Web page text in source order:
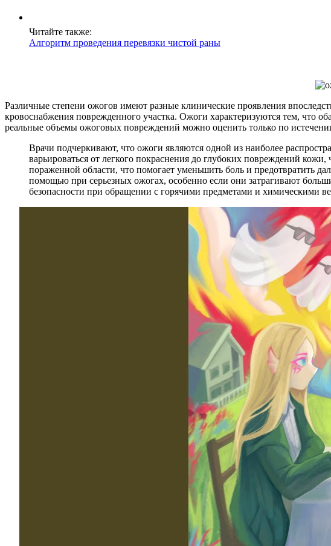
Читайте также:
Алгоритм проведения перевязки чистой раны
Различные степени ожогов имеют разные клинические проявления
кровоснабжения поврежденного участка. Ожоги характеризуются тем, что
реальные объемы ожоговых повреждений можно оценить только по
Врачи подчеркивают, что ожоги являются одной из наиболее
варьироваться от легкого покраснения до глубоких повреждений
пораженной области, что помогает уменьшить боль и предотвратить
помощью при серьезных ожогах, особенно если они затрагивают
безопасности при обращении с горячими предметами и химическими